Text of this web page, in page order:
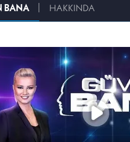
BANA HAKKINDA